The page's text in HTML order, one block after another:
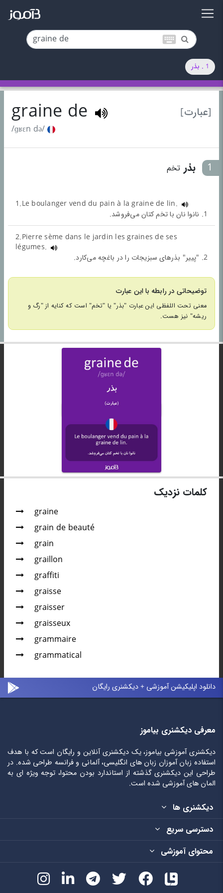
keyboard
1 . بذر
[عبارت] graine de
/ɡʁɛn də/
1 بذر تخم
1.Le boulanger vend du pain à la graine de lin.
1. نانوا نان با تخم کتان می‌فروشد.
2.Pierre sème dans le jardin les graines de ses
légumes.
2. "پییر" بذرهای سبزیجات را در باغچه می‌کارد.
توضیحاتی در رابطه با این عبارت
معنی تحت اللفظی این عبارت "بذر" یا "تخم" است که کنایه از "رگ و
ریشه" نیز هست.
کلمات نزدیک
graine
grain de beauté
grain
graillon
graffiti
graisse
graisser
graisseux
grammaire
grammatical
دانلود اپلیکیشن آموزشی + دیکشنری رایگان
معرفی دیکشنری بیاموز
دیکشنری آموزشی بیاموز، یک دیکشنری آنلاین و رایگان است که با هدف
استفاده زبان آموزان زبان های انگلیسی، آلمانی و فرانسه طراحی شده. در
طراحی این دیکشنری گذشته از استاندارد بودن محتوا، توجه ویژه ای به
المان های آموزشی شده است.
دیکشنری ها
دسترسی سریع
محتوای آموزشی